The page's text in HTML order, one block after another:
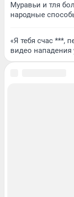
Муравьи и тля
народные
«Я тебя счас ***,
видео нападения